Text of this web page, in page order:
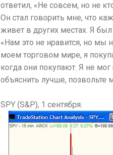
ответил, «Не совсем, но не
Он стал говорить мне, что
живет в других местах. Я
«Нам это не нравится, но мы
моем торговом мире, я
когда они покупают. Я не
объяснить лучше,
SPY (S&P), 1 сентября.